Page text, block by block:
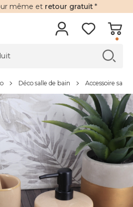
même et retour gratuit *
Déco salle de bain Accessoire salle